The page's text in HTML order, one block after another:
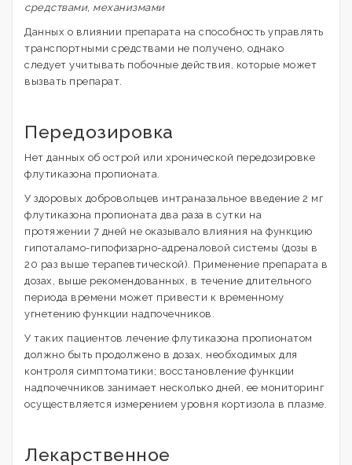
средствами, механизмами
Данных о влиянии препарата на способность управлять
транспортными средствами не получено, однако
следует учитывать побочные действия, которые может
вызвать препарат.
Передозировка
Нет данных об острой или хронической передозировке
флутиказона пропионата.
У здоровых добровольцев интраназальное введение 2 мг
флутиказона пропионата два раза в сутки на
протяжении 7 дней не оказывало влияния на функцию
гипоталамо-гипофизарно-адреналовой системы (дозы в
20 раз выше терапевтической). Применение препарата в
дозах, выше рекомендованных, в течение длительного
периода времени может привести к временному
угнетению функции надпочечников.
У таких пациентов лечение флутиказона пропионатом
должно быть продолжено в дозах, необходимых для
контроля симптоматики; восстановление функции
надпочечников занимает несколько дней, ее мониторинг
осуществляется измерением уровня кортизола в плазме.
Лекарственное